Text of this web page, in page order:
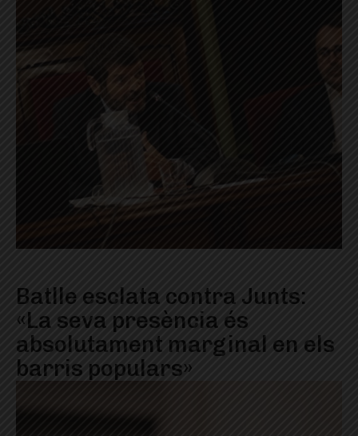
Batlle esclata contra Junts:
«La seva presència és
absolutament marginal en els
barris populars»